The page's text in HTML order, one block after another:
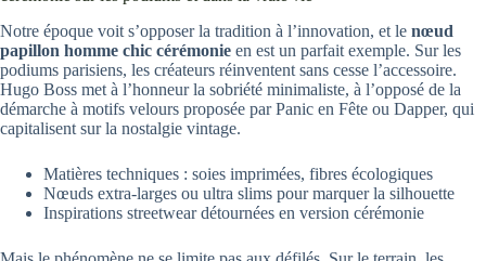
Notre époque voit s’opposer la tradition à l’innovation, et le nœud
papillon homme chic cérémonie en est un parfait exemple. Sur les
podiums parisiens, les créateurs réinventent sans cesse l’accessoire.
Hugo Boss met à l’honneur la sobriété minimaliste, à l’opposé de la
démarche à motifs velours proposée par Panic en Fête ou Dapper, qui
capitalisent sur la nostalgie vintage.
Matières techniques : soies imprimées, fibres écologiques
Nœuds extra-larges ou ultra slims pour marquer la silhouette
Inspirations streetwear détournées en version cérémonie